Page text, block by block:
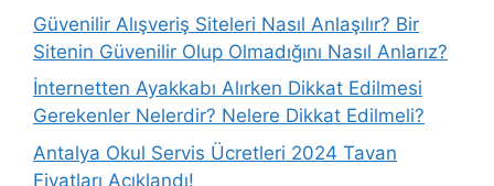
Güvenilir Alışveriş Siteleri Nasıl Anlaşılır? Bir
Sitenin Güvenilir Olup Olmadığını Nasıl Anlarız?
İnternetten Ayakkabı Alırken Dikkat Edilmesi
Gerekenler Nelerdir? Nelere Dikkat Edilmeli?
Antalya Okul Servis Ücretleri 2024 Tavan
Fiyatları Açıklandı!